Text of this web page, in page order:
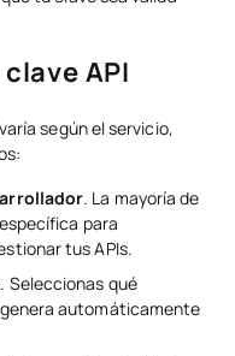
API
según el servicio,
. La mayoría de
para
tus APIs.
. Seleccionas qué
automáticamente